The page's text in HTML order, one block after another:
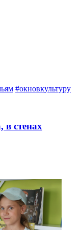
#окновкультуру
стенах